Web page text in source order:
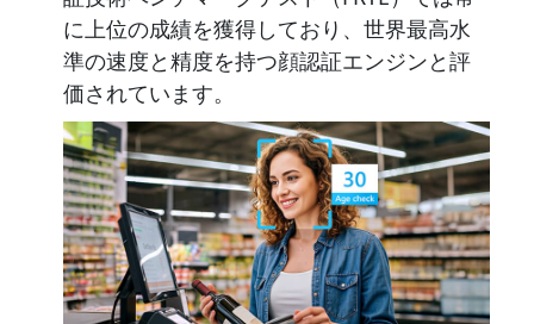
に上位の成績を獲得しており、世界最高水
準の速度と精度を持つ顔認証エンジンと評
価されています。